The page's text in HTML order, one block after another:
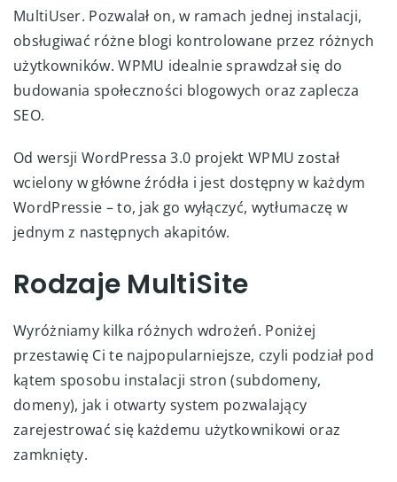
MultiUser. Pozwalał on, w ramach jednej instalacji,
obsługiwać różne blogi kontrolowane przez różnych
użytkowników. WPMU idealnie sprawdzał się do
budowania społeczności blogowych oraz zaplecza
SEO.
Od wersji WordPressa 3.0 projekt WPMU został
wcielony w główne źródła i jest dostępny w każdym
WordPressie – to, jak go wyłączyć, wytłumaczę w
jednym z następnych akapitów.
Rodzaje MultiSite
Wyróżniamy kilka różnych wdrożeń. Poniżej
przestawię Ci te najpopularniejsze, czyli podział pod
kątem sposobu instalacji stron (subdomeny,
domeny), jak i otwarty system pozwalający
zarejestrować się każdemu użytkownikowi oraz
zamknięty.